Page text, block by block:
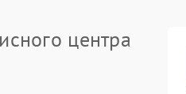
центра